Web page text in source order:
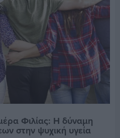
Φιλίας: Η δύναμη
στην ψυχική υγεία